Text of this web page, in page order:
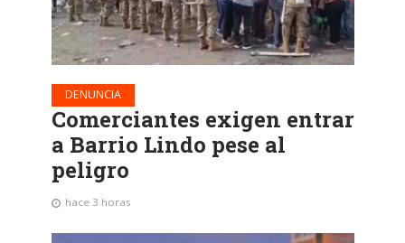
DENUNCIA
Comerciantes exigen entrar
a Barrio Lindo pese al
peligro
hace 3 horas